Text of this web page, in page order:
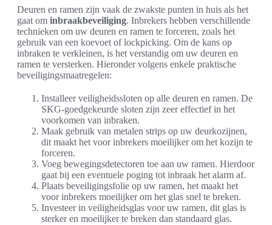
Deuren en ramen zijn vaak de zwakste punten in huis als het
gaat om inbraakbeveiliging. Inbrekers hebben verschillende
technieken om uw deuren en ramen te forceren, zoals het
gebruik van een koevoet of lockpicking. Om de kans op
inbraken te verkleinen, is het verstandig om uw deuren en
ramen te versterken. Hieronder volgens enkele praktische
beveiligingsmaatregelen:
Installeer veiligheidssloten op alle deuren en ramen. De
SKG-goedgekeurde sloten zijn zeer effectief in het
voorkomen van inbraken.
Maak gebruik van metalen strips op uw deurkozijnen,
dit maakt het voor inbrekers moeilijker om het kozijn te
forceren.
Voeg bewegingsdetectoren toe aan uw ramen. Hierdoor
gaat bij een eventuele poging tot inbraak het alarm af.
Plaats beveiligingsfolie op uw ramen, het maakt het
voor inbrekers moeilijker om het glas snel te breken.
Investeer in veiligheidsglas voor uw ramen, dit glas is
sterker en moeilijker te breken dan standaard glas.